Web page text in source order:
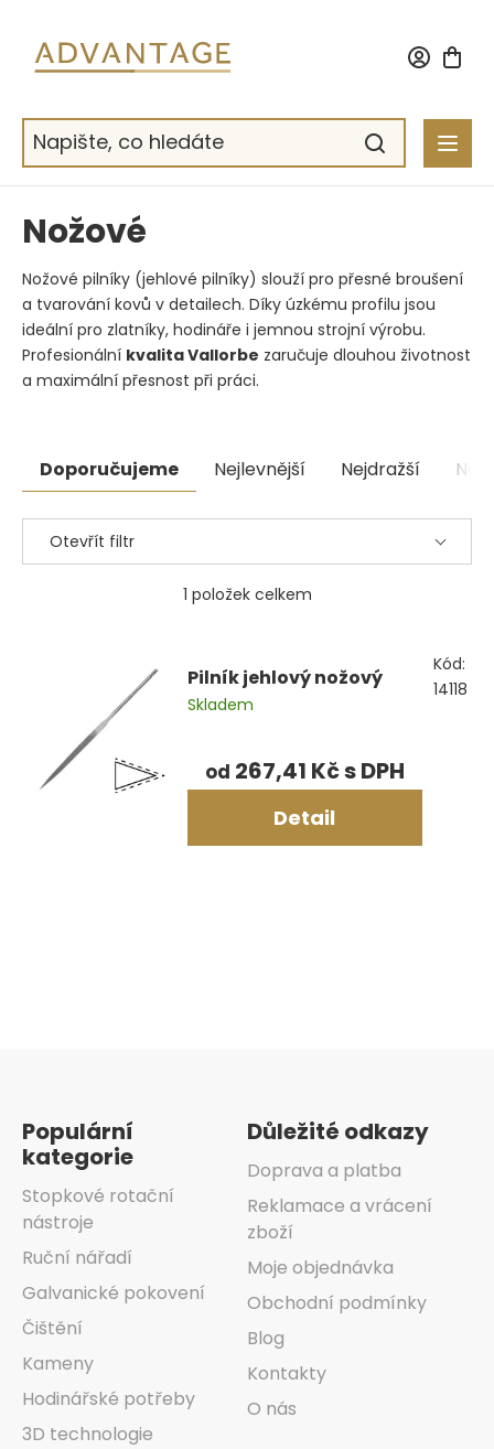
obsah
Nožové
Nožové pilníky (jehlové pilníky) slouží pro přesné broušení
a tvarování kovů v detailech. Díky úzkému profilu jsou
ideální pro zlatníky, hodináře i jemnou strojní výrobu.
Profesionální kvalita Vallorbe zaručuje dlouhou životnost
a maximální přesnost při práci.
Řazení
produktů
Doporučujeme Nejlevnější Nejdražší
Otevřít filtr
1 položek celkem
produktů
Pilník jehlový nožový
Skladem
od 267,41 Kč
Detail
Kód:
14118
Populární
kategorie
Stopkové rotační
nástroje
Ruční nářadí
Galvanické pokovení
Čištění
Kameny
Hodinářské potřeby
3D technologie
Důležité odkazy
Doprava a platba
Reklamace a vrácení
zboží
Moje objednávka
Obchodní podmínky
Blog
Kontakty
O nás